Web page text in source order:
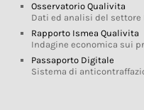
Osservatorio Qualivita
Dati ed analisi del settore
Rapporto Ismea Qualivita
Indagine economica sui
Passaporto Digitale
Sistema di